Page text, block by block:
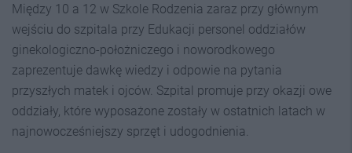
Między 10 a 12 w Szkole Rodzenia zaraz przy głównym
wejściu do szpitala przy Edukacji personel oddziałów
ginekologiczno-położniczego i noworodkowego
zaprezentuje dawkę wiedzy i odpowie na pytania
przyszłych matek i ojców. Szpital promuje przy okazji owe
oddziały, które wyposażone zostały w ostatnich latach w
najnowocześniejszy sprzęt i udogodnienia.